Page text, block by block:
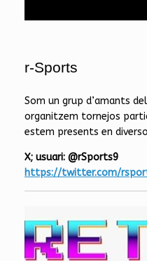
r-Sports
Som un grup d’amants
organitzem tornejos
estem presents en
X; usuari: @rSports9
https://twitter.com/